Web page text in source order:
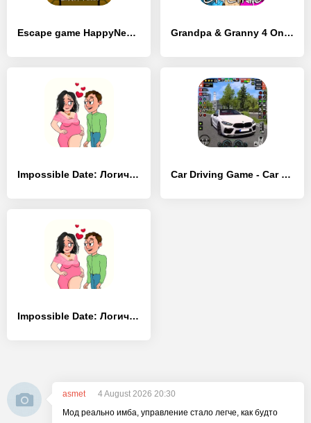
Escape game HappyNewYear 2023 - [Взлом/МОД Unlocked] Grandpa & Granny 4 Online Game - [Взлом/МОД Бесконечные деньги]
Impossible Date: Логические - [Взлом/МОД Unlocked] Car Driving Game - Car Game 3D - [Взлом/МОД Все открыто]
Impossible Date: Логические - [Взлом/МОД Много денег]
asmet
4 August 2026 20:30
Мод реально имба, управление стало легче, как будто